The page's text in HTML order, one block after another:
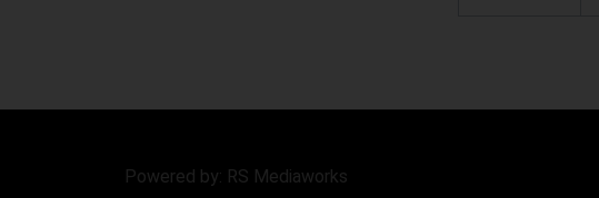
Powered by: RS Mediaworks